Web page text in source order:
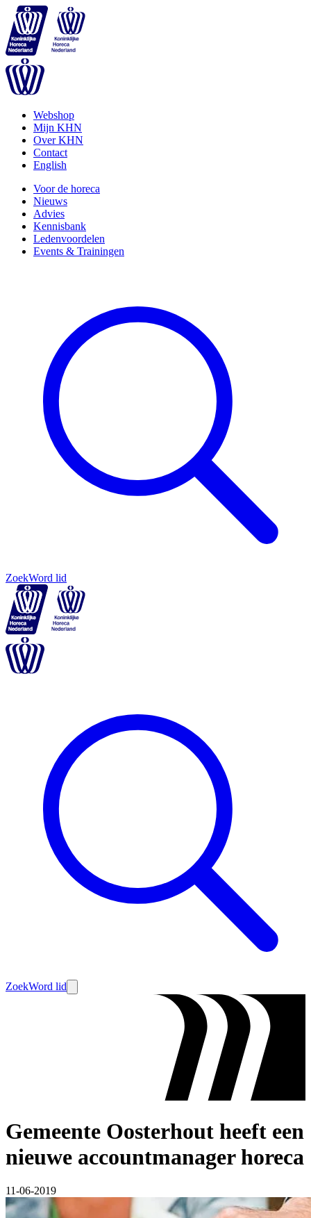
Webshop
Mijn KHN
Over KHN
Contact
English
Voor de horeca
Nieuws
Advies
Kennisbank
Ledenvoordelen
Events & Trainingen
ZoekWord lid
ZoekWord lid
Gemeente Oosterhout heeft een
nieuwe accountmanager horeca
11-06-2019